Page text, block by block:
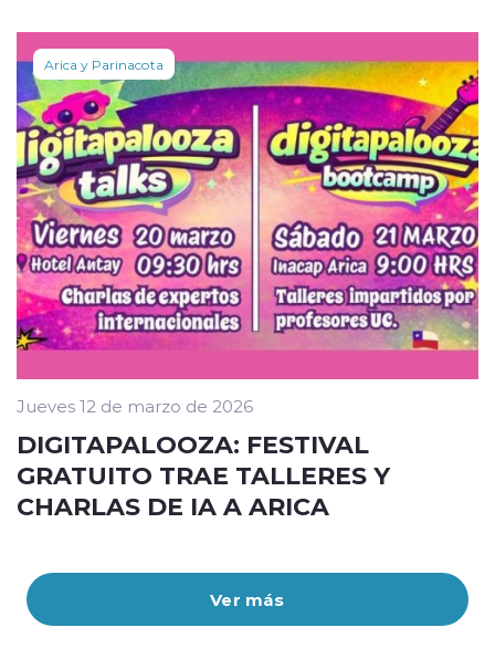
Ver más
Arica y Parinacota
Jueves 12 de marzo de 2026
DIGITAPALOOZA: FESTIVAL
GRATUITO TRAE TALLERES Y
CHARLAS DE IA A ARICA